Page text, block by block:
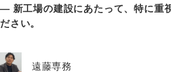
― 新工場の建設にあたって、特に重
ださい。
遠藤専務